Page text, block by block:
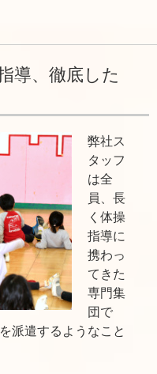
導、徹底した
弊社ス
タッフ
は全
員、長
く体操
指導に
携わっ
てきた
専門集
団で
派遣するようなこと